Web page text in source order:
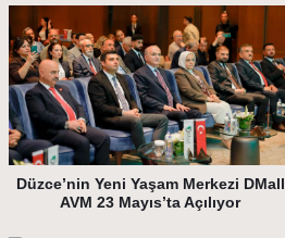
Düzce’nin Yeni Yaşam Merkezi DMall
AVM 23 Mayıs’ta Açılıyor